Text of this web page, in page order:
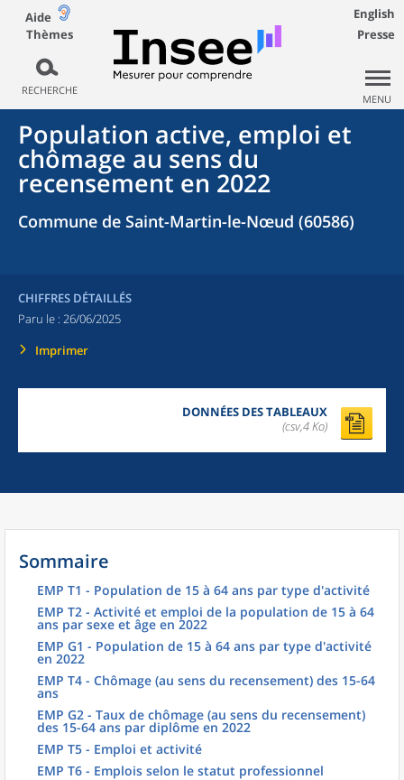
Aide
Thèmes
RECHERCHE
English
Presse
MENU
Population active, emploi et
chômage au sens du
recensement en 2022
Commune de Saint-Martin-le-Nœud (60586)
CHIFFRES DÉTAILLÉS
Paru le : 26/06/2025
Imprimer
DONNÉES DES TABLEAUX
(csv,4 Ko)
Sommaire
EMP T1 - Population de 15 à 64 ans par type d'activité
EMP T2 - Activité et emploi de la population de 15 à 64
ans par sexe et âge en 2022
EMP G1 - Population de 15 à 64 ans par type d'activité
en 2022
EMP T4 - Chômage (au sens du recensement) des 15-64
ans
EMP G2 - Taux de chômage (au sens du recensement)
des 15-64 ans par diplôme en 2022
EMP T5 - Emploi et activité
EMP T6 - Emplois selon le statut professionnel